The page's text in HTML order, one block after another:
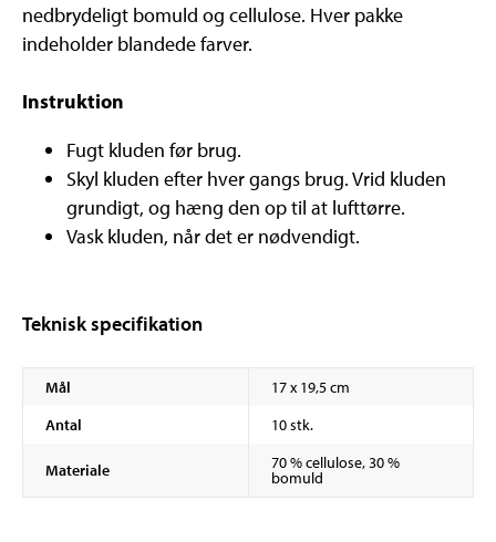
nedbrydeligt bomuld og cellulose. Hver pakke
indeholder blandede farver.
Instruktion
Fugt kluden før brug.
Skyl kluden efter hver gangs brug. Vrid kluden
grundigt, og hæng den op til at lufttørre.
Vask kluden, når det er nødvendigt.
Teknisk specifikation
Mål
17 x 19,5 cm
Antal
10 stk.
Materiale 70 % cellulose, 30 %
bomuld